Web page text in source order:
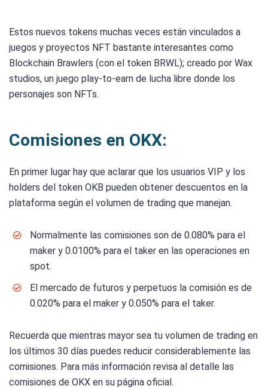
Estos nuevos tokens muchas veces están vinculados a
juegos y proyectos NFT bastante interesantes como
Blockchain Brawlers (con el token BRWL); creado por Wax
studios, un juego play-to-earn de lucha libre donde los
personajes son NFTs.
Comisiones en OKX:
En primer lugar hay que aclarar que los usuarios VIP y los
holders del token OKB pueden obtener descuentos en la
plataforma según el volumen de trading que manejan.
Normalmente las comisiones son de 0.080% para el
maker y 0.0100% para el taker en las operaciones en
spot.
El mercado de futuros y perpetuos la comisión es de
0.020% para el maker y 0.050% para el taker.
Recuerda que mientras mayor sea tu volumen de trading en
los últimos 30 días puedes reducir considerablemente las
comisiones. Para más información revisa al detalle las
comisiones de OKX en su página oficial.